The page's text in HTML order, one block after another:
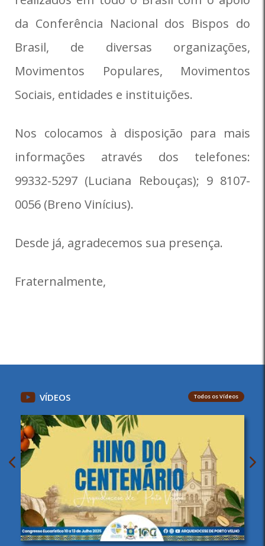
da Conferência Nacional dos Bispos do
Brasil, de diversas organizações,
Movimentos Populares, Movimentos
Sociais, entidades e instituições.
Nos colocamos à disposição para mais
informações através dos telefones:
99332-5297 (Luciana Rebouças); 9 8107-
0056 (Breno Vinícius).
Desde já, agradecemos sua presença.
Fraternalmente,
VÍDEOS Todos os Vídeos